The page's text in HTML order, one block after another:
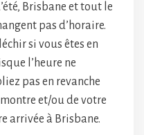
Brisbane et tout le
pas d’horaire.
si vous êtes en
l’heure ne
pas en revanche
et/ou de votre
arrivée à Brisbane.